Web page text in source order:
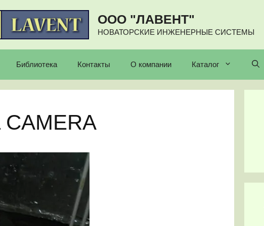
ООО "ЛАВЕНТ"
НОВАТОРСКИЕ ИНЖЕНЕРНЫЕ СИСТЕМЫ
Библиотека Контакты О компании Каталог
CAMERA